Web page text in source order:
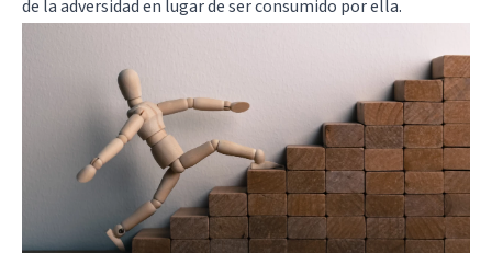
de la adversidad en lugar de ser consumido por ella.